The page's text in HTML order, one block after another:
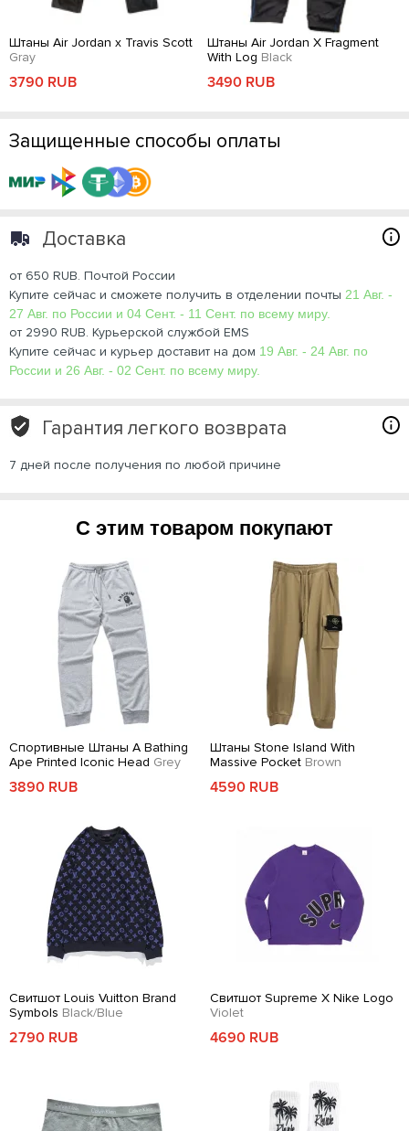
Штаны Air Jordan x Travis Scott
Gray
3790 RUB
Штаны Air Jordan X Fragment
With Log Black
3490 RUB
Защищенные способы оплаты
Доставка
от 650 RUB. Почтой России
Купите сейчас и сможете получить в отделении почты 21 Авг. -
27 Авг. по России и 04 Сент. - 11 Сент. по всему миру.
от 2990 RUB. Курьерской службой EMS
Купите сейчас и курьер доставит на дом 19 Авг. - 24 Авг. по
России и 26 Авг. - 02 Сент. по всему миру.
Гарантия легкого возврата
7 дней после получения по любой причине
С этим товаром покупают
Спортивные Штаны A Bathing
Ape Printed Iconic Head Grey
3890 RUB
Штаны Stone Island With
Massive Pocket Brown
4590 RUB
Свитшот Louis Vuitton Brand
Symbols Black/Blue
2790 RUB
Свитшот Supreme X Nike Logo
Violet
4690 RUB